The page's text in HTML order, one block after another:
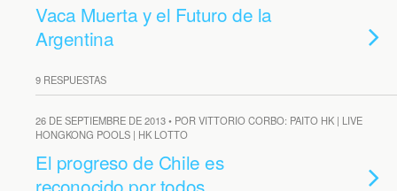
Vaca Muerta y el Futuro de la
Argentina
9 RESPUESTAS
26 DE SEPTIEMBRE DE 2013 • POR VITTORIO CORBO: PAITO HK | LIVE
HONGKONG POOLS | HK LOTTO
El progreso de Chile es
reconocido por todos